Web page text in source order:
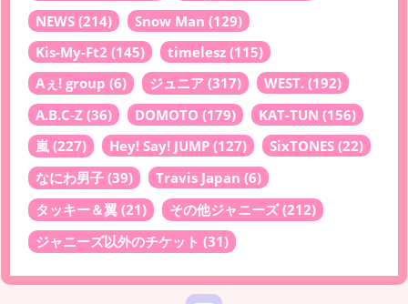
NEWS (214) Snow Man (129)
Kis-My-Ft2 (145) timelesz (115)
Aぇ! group (6) ジュニア (317) WEST. (192)
A.B.C-Z (36) DOMOTO (179) KAT-TUN (156)
嵐 (227) Hey! Say! JUMP (127) SixTONES (22)
なにわ男子 (39) Travis Japan (6)
タッキー＆翼 (21) その他ジャニーズ(212)
ジャニーズ以外のチケット (31)